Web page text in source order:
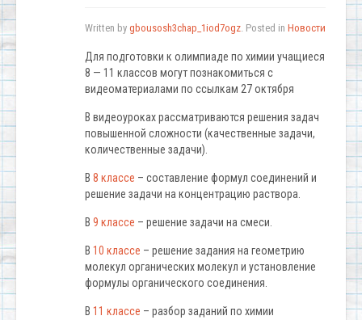
Written by gbousosh3chap_1iod7ogz. Posted in Новости
Для подготовки к олимпиаде по химии учащиеся
8 — 11 классов могут познакомиться с
видеоматериалами по ссылкам 27 октября
В видеоуроках рассматриваются решения задач
повышенной сложности (качественные задачи,
количественные задачи).
В 8 классе – составление формул соединений и
решение задачи на концентрацию раствора.
В 9 классе – решение задачи на смеси.
В 10 классе – решение задания на геометрию
молекул органических молекул и установление
формулы органического соединения.
В 11 классе – разбор заданий по химии